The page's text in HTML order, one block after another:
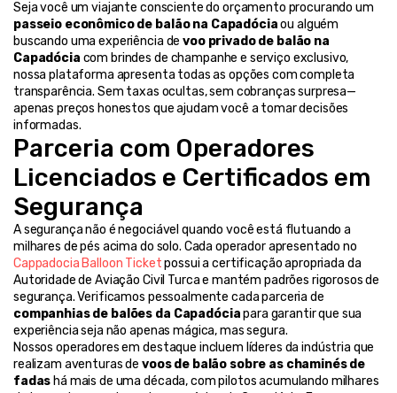
passeio econômico de balão na Capadócia ou alguém
buscando uma experiência de voo privado de balão na
Capadócia com brindes de champanhe e serviço exclusivo,
nossa plataforma apresenta todas as opções com completa
transparência. Sem taxas ocultas, sem cobranças surpresa—
apenas preços honestos que ajudam você a tomar decisões
informadas.
Parceria com Operadores
Licenciados e Certificados em
Segurança
A segurança não é negociável quando você está flutuando a
Cappadocia Balloon Ticket possui a certificação apropriada da
Autoridade de Aviação Civil Turca e mantém padrões rigorosos de
companhias de balões da Capadócia para garantir que sua
experiência seja não apenas mágica, mas segura.
Nossos operadores em destaque incluem líderes da indústria que
realizam aventuras de voos de balão sobre as chaminés de
fadas há mais de uma década, com pilotos acumulando milhares